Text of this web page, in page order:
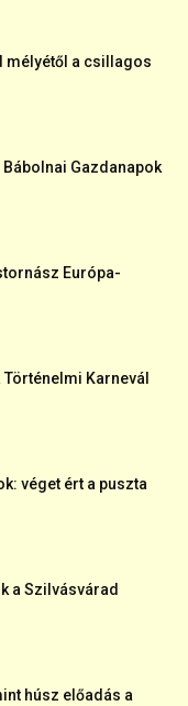
mélyétől a csillagos
Gazdanapok
Európa-
Karnevál
véget ért a puszta
a Szilvásvárad
húsz előadás a